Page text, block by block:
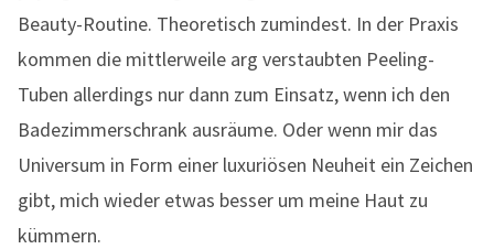
Beauty-Routine. Theoretisch zumindest. In der Praxis
kommen die mittlerweile arg verstaubten Peeling-
Tuben allerdings nur dann zum Einsatz, wenn ich den
Badezimmerschrank ausräume. Oder wenn mir das
Universum in Form einer luxuriösen Neuheit ein Zeichen
gibt, mich wieder etwas besser um meine Haut zu
kümmern.